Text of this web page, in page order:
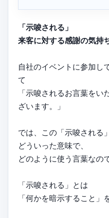
「示唆される」
来客に対する感謝の気持
自社のイベントに参加し
て
「示唆されるお言葉を
ざいます。」
では、この「示唆される
どういった意味で、
どのように使う言葉なの
「示唆される」とは
「何かを暗示すること」